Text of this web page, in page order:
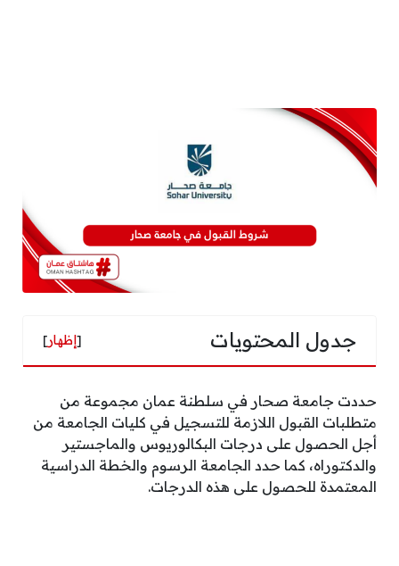
جدول المحتويات [إظهار]
حددت جامعة صحار في سلطنة عمان مجموعة من
متطلبات القبول اللازمة للتسجيل في كليات الجامعة من
أجل الحصول على درجات البكالوريوس والماجستير
والدكتوراه، كما حدد الجامعة الرسوم والخطة الدراسية
المعتمدة للحصول على هذه الدرجات.